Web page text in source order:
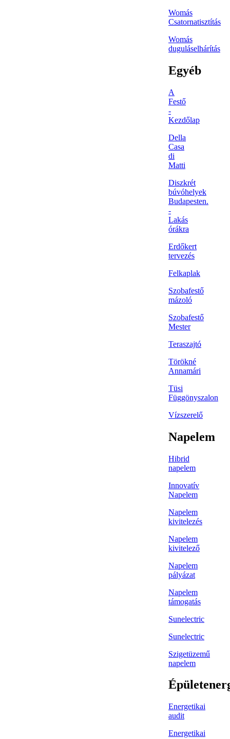
Womás
Csatornatisztítás
Womás
duguláselhárítás
Egyéb
A
Festő
-
Kezdőlap
Della
Casa
di
Matti
Diszkrét
búvóhelyek
Budapesten.
-
Lakás
órákra
Erdőkert
tervezés
Felkaplak
Szobafestő
mázoló
Szobafestő
Mester
Teraszajtó
Törökné
Annamári
Tüsi
Függönyszalon
Vízszerelő
Napelem
Hibrid
napelem
Innovatív
Napelem
Napelem
kivitelezés
Napelem
kivitelező
Napelem
pályázat
Napelem
támogatás
Sunelectric
Sunelectric
Szigetüzemű
napelem
Energetikai
audit
Energetikai